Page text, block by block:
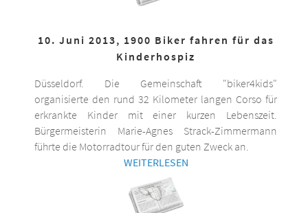
10. Juni 2013, 1900 Biker fahren für das
Kinderhospiz
Düsseldorf. Die Gemeinschaft "biker4kids"
organisierte den rund 32 Kilometer langen Corso für
erkrankte Kinder mit einer kurzen Lebenszeit.
Bürgermeisterin Marie-Agnes Strack-Zimmermann
führte die Motorradtour für den guten Zweck an.
WEITERLESEN